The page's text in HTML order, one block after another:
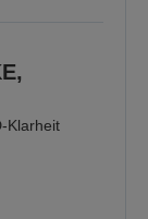
Klarheit